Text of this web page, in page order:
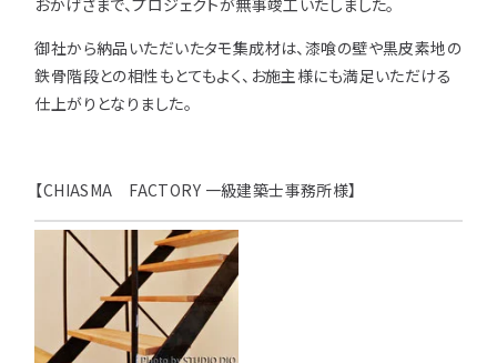
無垢材
白ポリ
初めての方へ
ご注文から商品到着までの流れ
お見積もり・ ご注文方法について
納期・配送について
送料について
お支払いについて
注意事項とよくある質問
施工・制作事例
施工・制作事例TOP 工場製作事例
棚・収納・ラック
プレート・表札
フォトコンテスト
お客様の声
会社概要 新着情報
©2025 mokuzaikako.com All Rights Reserved.
おかげさまで、プロジェクトが無事竣工いたしました。
御社から納品いただいたタモ集成材は、漆喰の壁や黒皮素地の
鉄骨階段との相性もとてもよく、お施主様にも満足いただける
仕上がりとなりました。
【CHIASMA FACTORY 一級建築士事務所様】